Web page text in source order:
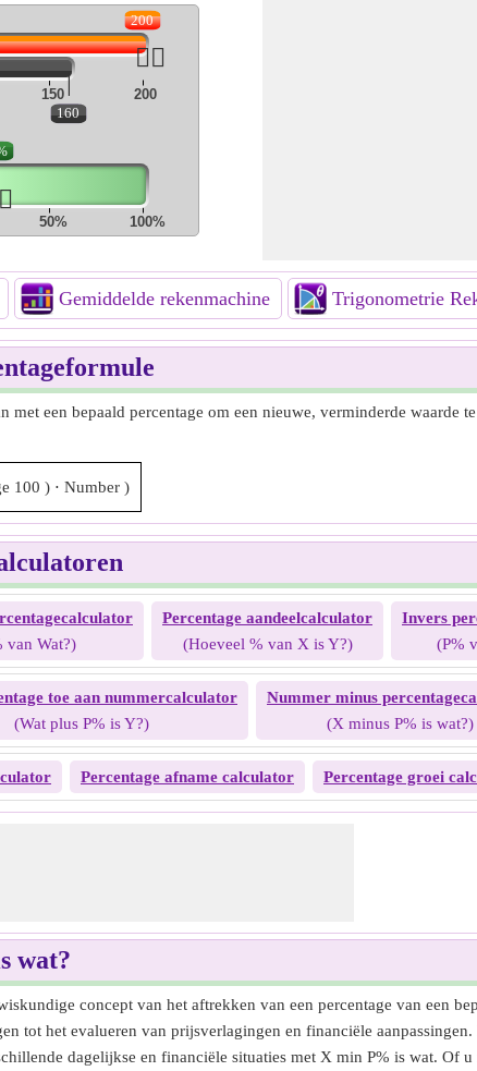
200
👆🏻
|
160
150 200
50% 100%
Gemiddelde rekenmachine Trigonometrie
een bepaald percentage om een nieuwe, verminderde waarde
100 ) ⋅ Number )
van Wat?)
Percentage aandeelcalculator
(Hoeveel % van X is Y?)
Invers
(P%
toe aan nummercalculator
(Wat plus P% is Y?)
Nummer minus
(X minus P% is wat?)
Percentage afname calculator Percentage groei
wat?
concept van het aftrekken van een percentage van een
tot het evalueren van prijsverlagingen en financiële
dagelijkse en financiële situaties met X min P% is wat. Of u